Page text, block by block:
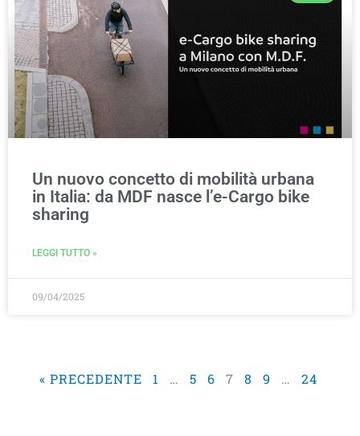
Un nuovo concetto di mobilità urbana
in Italia: da MDF nasce l’e-Cargo bike
sharing
LEGGI TUTTO »
09/04/2025
« PRECEDENTE 1 … 5 6 7 8 9 … 24